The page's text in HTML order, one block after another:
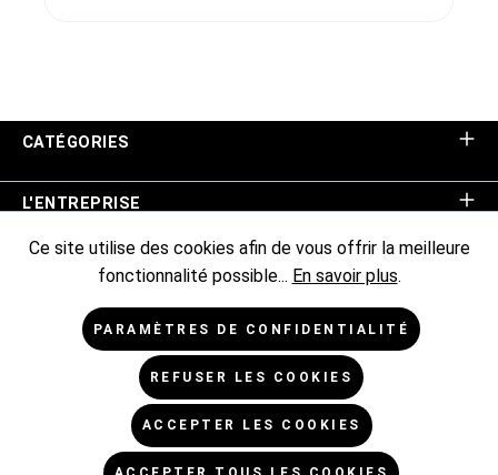
CATÉGORIES
L'ENTREPRISE
ASSISTANCE BOUTIQUE
INFORMATIONS
* Tous les prix sont hors TVA TVA majorée de,
Ce site utilise des cookies afin de vous offrir la meilleure
fonctionnalité possible... En savoir plus.
PARAMÈTRES DE CONFIDENTIALITÉ
REFUSER LES COOKIES
ACCEPTER LES COOKIES